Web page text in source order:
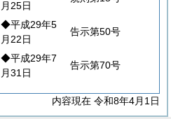
月25日
◆平成29年5
月22日
告示第50号
◆平成29年7
月31日
告示第70号
内容現在 令和8年4月1日